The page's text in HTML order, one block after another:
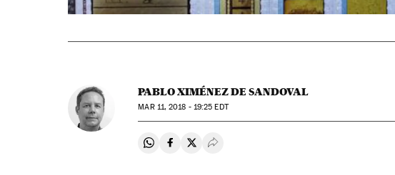
PABLO XIMÉNEZ DE SANDOVAL
MAR11, 2018 - 19:25 EDT
Compartir en Whatsapp
Compartir en Facebook
Compartir en Twitter
Desplegar Redes Sociales